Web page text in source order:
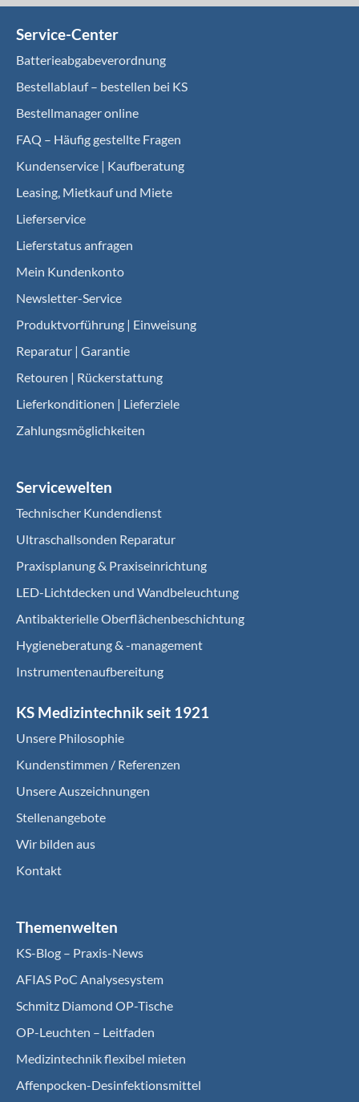
Service-Center
Batterieabgabeverordnung
Bestellablauf – bestellen bei KS
Bestellmanager online
FAQ – Häufig gestellte Fragen
Kundenservice | Kaufberatung
Leasing, Mietkauf und Miete
Lieferservice
Lieferstatus anfragen
Mein Kundenkonto
Newsletter-Service
Produktvorführung | Einweisung
Reparatur | Garantie
Retouren | Rückerstattung
Lieferkonditionen | Lieferziele
Zahlungsmöglichkeiten
Servicewelten
Technischer Kundendienst
Ultraschallsonden Reparatur
Praxisplanung & Praxiseinrichtung
LED-Lichtdecken und Wandbeleuchtung
Antibakterielle Oberflächenbeschichtung
Hygieneberatung & -management
Instrumentenaufbereitung
KS Medizintechnik seit 1921
Unsere Philosophie
Kundenstimmen / Referenzen
Unsere Auszeichnungen
Stellenangebote
Wir bilden aus
Kontakt
Themenwelten
KS-Blog – Praxis-News
AFIAS PoC Analysesystem
Schmitz Diamond OP-Tische
OP-Leuchten – Leitfaden
Medizintechnik flexibel mieten
Affenpocken-Desinfektionsmittel